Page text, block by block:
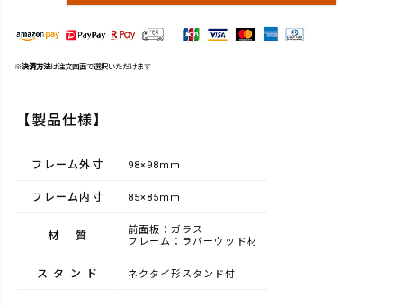
※決済方法は注文画面で選択いただけます
【製品仕様】
フレーム外寸 98×98mm
フレーム内寸 85×85mm
材質
前面板：ガラス
フレーム：ラバーウッド材
スタンド ネクタイ形スタンド付